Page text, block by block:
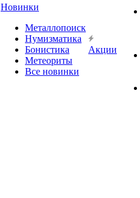
Новинки
Металлопоиск
Нумизматика
Бонистика
Метеориты
Все новинки
Акции